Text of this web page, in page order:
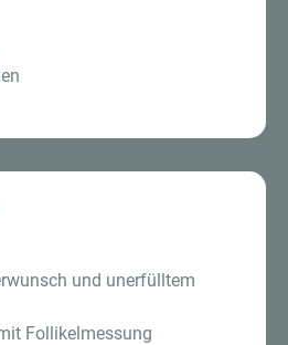
und unerfülltem
Follikelmessung